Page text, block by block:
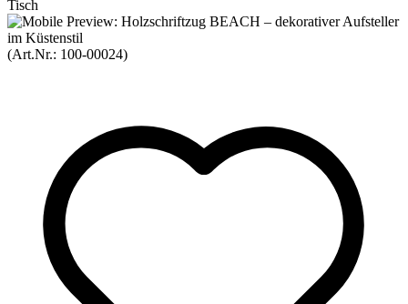
(Art.Nr.: 100-00024)